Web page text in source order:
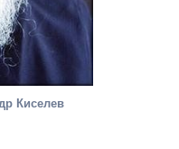
Киселев